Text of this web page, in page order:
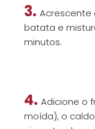
3.Acrescente
batata e
minutos.
4.Adicione o
moída), o